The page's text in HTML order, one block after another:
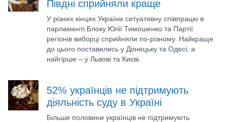
Півдні сприйняли краще
У різних кінцях України ситуативну співпрацю в
парламенті Блоку Юлії Тимошенко та Партії
регіонів виборці сприйняли по-різному. Найкраще
до цього поставились у Донецьку та Одесі, а
найгірше – у Львові та Києві.
52% українців не підтримують
діяльність суду в Україні
Більше половини українців не підтримують